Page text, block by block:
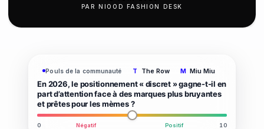
PAR
NIOOD FASHION DESK
Pouls de la communauté T The Row M Miu Miu
En 2026, le positionnement « discret » gagne-t-il en
part d’attention face à des marques plus bruyantes
et prêtes pour les mèmes ?
0 Négatif Positif 10